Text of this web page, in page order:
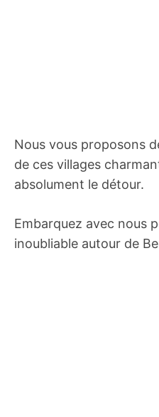
Nous vous proposons
de ces villages
absolument le détour.
Embarquez avec nous
inoubliable autour de